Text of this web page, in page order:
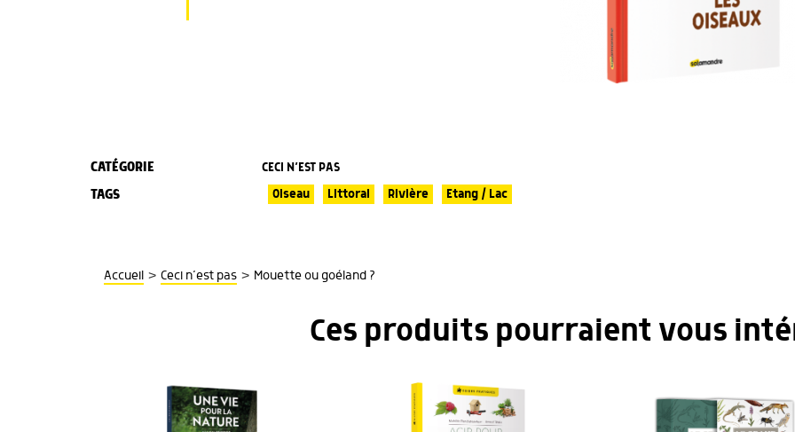
CATÉGORIE CECI N’EST PAS
TAGS Oiseau Littoral Rivière Etang / Lac
Accueil > Ceci n’est pas > Mouette ou goéland ?
Ces produits pourraient vous